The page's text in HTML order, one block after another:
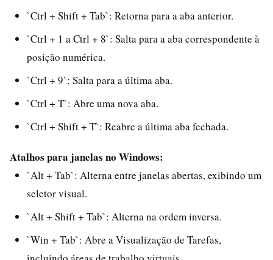
`Ctrl + Shift + Tab`: Retorna para a aba anterior.
`Ctrl + 1 a Ctrl + 8`: Salta para a aba correspondente à
posição numérica.
`Ctrl + 9`: Salta para a última aba.
`Ctrl + T`: Abre uma nova aba.
`Ctrl + Shift + T`: Reabre a última aba fechada.
Atalhos para janelas no Windows:
`Alt + Tab`: Alterna entre janelas abertas, exibindo um
seletor visual.
`Alt + Shift + Tab`: Alterna na ordem inversa.
`Win + Tab`: Abre a Visualização de Tarefas,